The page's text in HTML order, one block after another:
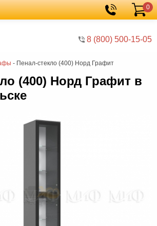
8 (800) 500-15-05
Корзина
0
- Пенал-стекло (400) Норд Графит
(400) Норд Графит в